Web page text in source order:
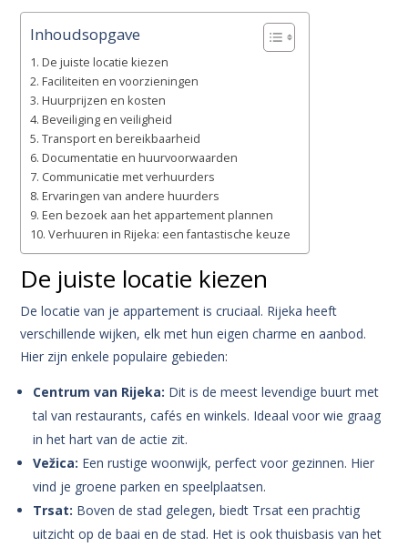
Inhoudsopgave
De juiste locatie kiezen
Faciliteiten en voorzieningen
Huurprijzen en kosten
Beveiliging en veiligheid
Transport en bereikbaarheid
Documentatie en huurvoorwaarden
Communicatie met verhuurders
Ervaringen van andere huurders
Een bezoek aan het appartement plannen
Verhuuren in Rijeka: een fantastische keuze
De juiste locatie kiezen
De locatie van je appartement is cruciaal. Rijeka heeft
verschillende wijken, elk met hun eigen charme en aanbod.
Hier zijn enkele populaire gebieden:
Centrum van Rijeka: Dit is de meest levendige buurt met
tal van restaurants, cafés en winkels. Ideaal voor wie graag
in het hart van de actie zit.
Vežica: Een rustige woonwijk, perfect voor gezinnen. Hier
vind je groene parken en speelplaatsen.
Trsat: Boven de stad gelegen, biedt Trsat een prachtig
uitzicht op de baai en de stad. Het is ook thuisbasis van het